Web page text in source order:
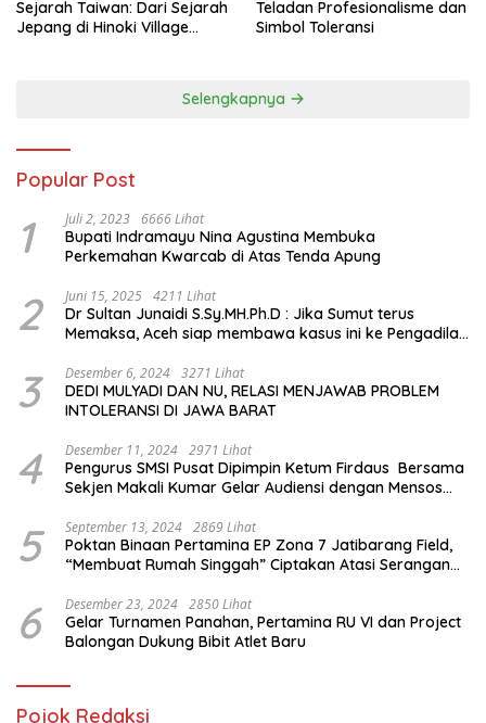
Sejarah Taiwan: Dari Sejarah
Jepang di Hinoki Village
Teladan Profesionalisme dan
Simbol Toleransi
Selengkapnya
Popular Post
1 Juli 2, 2023 6666 Lihat
Bupati Indramayu Nina Agustina Membuka
Perkemahan Kwarcab di Atas Tenda Apung
2 Juni 15, 2025 4211 Lihat
Dr Sultan Junaidi S.Sy.MH.Ph.D : Jika Sumut terus
Memaksa, Aceh siap membawa kasus ini ke Pengadilan
3 Desember 6, 2024 3271 Lihat
DEDI MULYADI DAN NU, RELASI MENJAWAB PROBLEM
INTOLERANSI DI JAWA BARAT
4 Desember 11, 2024 2971 Lihat
Pengurus SMSI Pusat Dipimpin Ketum Firdaus Bersama
Sekjen Makali Kumar Gelar Audiensi dengan Mensos
5 September 13, 2024 2869 Lihat
Poktan Binaan Pertamina EP Zona 7 Jatibarang Field,
“Membuat Rumah Singgah” Ciptakan Atasi Serangan
6 Desember 23, 2024 2850 Lihat
Gelar Turnamen Panahan, Pertamina RU VI dan Project
Balongan Dukung Bibit Atlet Baru
Pojok Redaksi